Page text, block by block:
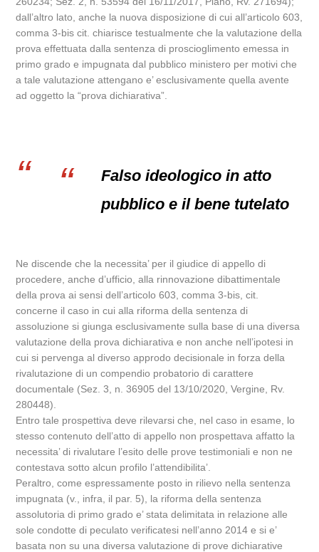
dall’altro lato, anche la nuova disposizione di cui all’articolo 603,
comma 3-bis cit. chiarisce testualmente che la valutazione della
prova effettuata dalla sentenza di proscioglimento emessa in
primo grado e impugnata dal pubblico ministero per motivi che
a tale valutazione attengano e’ esclusivamente quella avente
ad oggetto la “prova dichiarativa”.
Falso ideologico in atto
pubblico e il bene tutelato
Ne discende che la necessita’ per il giudice di appello di
procedere, anche d’ufficio, alla rinnovazione dibattimentale
della prova ai sensi dell’articolo 603, comma 3-bis, cit.
concerne il caso in cui alla riforma della sentenza di
assoluzione si giunga esclusivamente sulla base di una diversa
valutazione della prova dichiarativa e non anche nell’ipotesi in
cui si pervenga al diverso approdo decisionale in forza della
rivalutazione di un compendio probatorio di carattere
documentale (Sez. 3, n. 36905 del 13/10/2020, Vergine, Rv.
280448).
Entro tale prospettiva deve rilevarsi che, nel caso in esame, lo
stesso contenuto dell’atto di appello non prospettava affatto la
necessita’ di rivalutare l’esito delle prove testimoniali e non ne
contestava sotto alcun profilo l’attendibilita’.
Peraltro, come espressamente posto in rilievo nella sentenza
impugnata (v., infra, il par. 5), la riforma della sentenza
assolutoria di primo grado e’ stata delimitata in relazione alle
sole condotte di peculato verificatesi nell’anno 2014 e si e’
basata non su una diversa valutazione di prove dichiarative